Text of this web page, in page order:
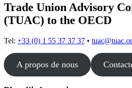
Trade Union Advisory
(TUAC) to the OECD
Tel: +33 (0) 1 55 37 37 37 •
A propos de nous